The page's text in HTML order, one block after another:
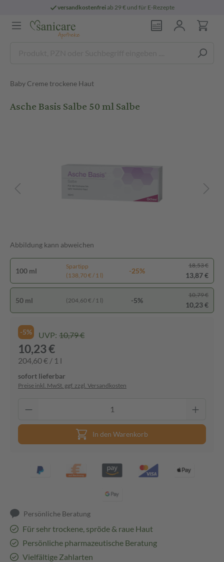
versandkostenfreiab 29 € und für E-Rezepte
Baby Creme trockene Haut
Asche Basis Salbe 50 ml Salbe
Abbildung kann abweichen
100 ml
Spartipp
(138,70 € / 1 l)
-25%
18,53 €
13,87 €
50 ml (204,60 € / 1 l) -5%
10,79 €
10,23 €
-5% UVP: 10,79 €
10,23 €
204,60 € / 1 l
sofort lieferbar
Preise inkl. MwSt. ggf. zzgl. Versandkosten
In den Warenkorb
Persönliche Beratung
Für sehr trockene, spröde & raue Haut
Persönliche pharmazeutische Beratung
Vielfältige Zahlarten